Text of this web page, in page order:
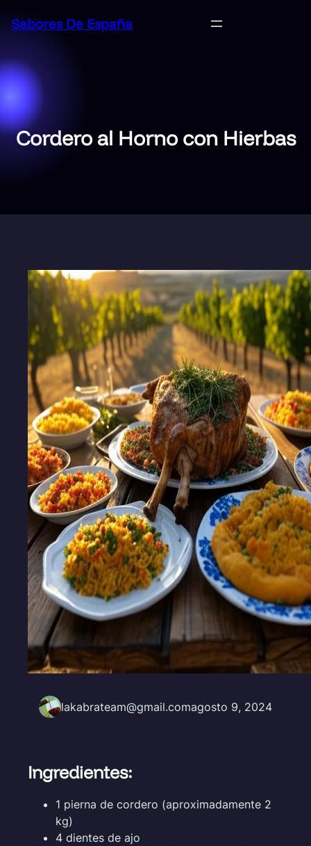
Sabores De España
Cordero al Horno con Hierbas
lakabrateam@gmail.comagosto 9, 2024
Ingredientes:
1 pierna de cordero (aproximadamente 2
kg)
4 dientes de ajo